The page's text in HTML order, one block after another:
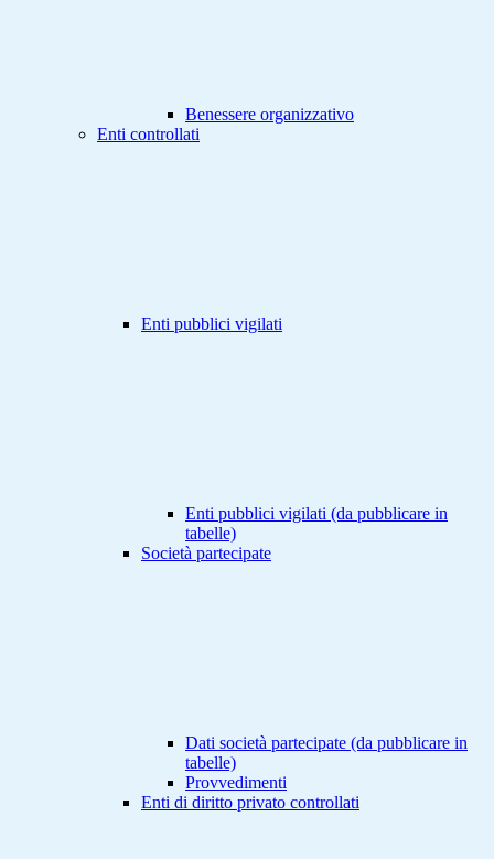
Benessere organizzativo
Enti controllati
Enti pubblici vigilati
Enti pubblici vigilati (da pubblicare in
tabelle)
Società partecipate
Dati società partecipate (da pubblicare in
tabelle)
Provvedimenti
Enti di diritto privato controllati